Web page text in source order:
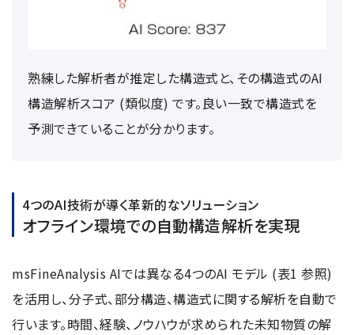
熟練した解析者が推定した構造式と、その構造式のAI
構造解析スコア (類似度) です。良い一致で構造式を
予測できていることが分かります。
4つのAI技術が導く革新的なソリューション
オフライン環境での自動構造解析を実現
msFineAnalysis AIでは異なる4つのAI モデル (表1 参照)
を活用し、分子式、部分構造、構造式に関する解析を自動で
行います。時間、経験、ノウハウが求められた未知物質の解